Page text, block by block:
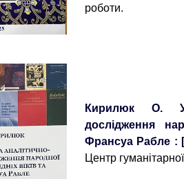
роботи.
Кирилюк О.
дослідження
Франсуа Рабле :
Центр